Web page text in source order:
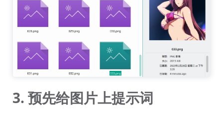
3. 预先给图片上提示词